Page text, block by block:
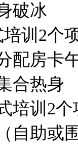
破冰
训2个
配房卡
合热身
培训2个
自助或